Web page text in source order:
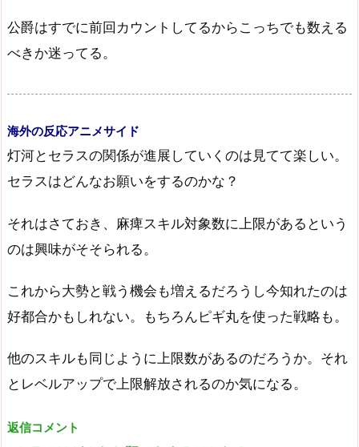
公爵はすでに前回カウントしてるからこっちでも数える
べきか迷ってる。
海外の反応アニメサイド
灯河とセラスの関係が進展していくのは見てて楽しい。
セラスはどんなお願いをするのかな？
それはさておき、麻痺スキル対象数に上限があるという
のは興味がそそられる。
これから大勢と戦う機会も増えるだろうし今知れたのは
好都合かもしれない。もちろんピギ丸を使った戦略も。
他のスキルも同じように上限数があるのだろうか。それ
とレベルアップで上限解放されるのか気になる。
返信コメント